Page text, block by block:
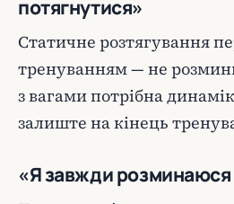
потягнутися»
Статичне розтягування
тренуванням — не
з вагами потрібна
залиште на кінець
«Я завжди